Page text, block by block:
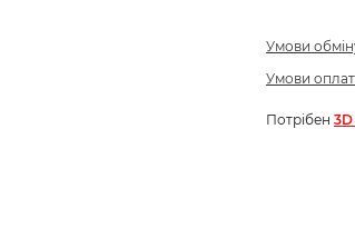
Умови
Умови
Потрібен